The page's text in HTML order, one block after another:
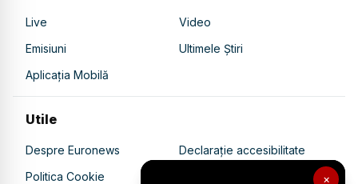
×
Live
Video
Emisiuni
Ultimele Știri
Aplicația Mobilă
Utile
Despre Euronews
Declarație accesibilitate
Politica Cookie
Politica de confidențialitate